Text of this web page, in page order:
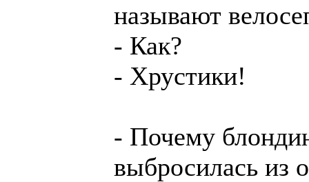
называют
- Как?
- Хрустики!
- Почему
выбросилась из